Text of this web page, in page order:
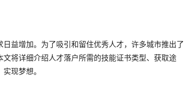
益增加。为了吸引和留住优秀人才，许多城市推出了
将详细介绍人才落户所需的技能证书类型、获取途
现梦想。